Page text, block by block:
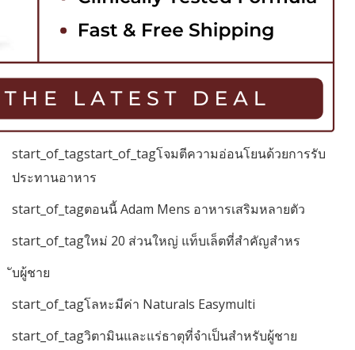
start_of_tagstart_of_tagโจมตีความอ่อนโยนด้วยการรับ
ประทานอาหาร
start_of_tagตอนนี้ Adam Mens อาหารเสริมหลายตัว
start_of_tagใหม่ 20 ส่วนใหญ่ แท็บเล็ตที่สำคัญสำหร
ับผู้ชาย
start_of_tagโลหะมีค่า Naturals Easymulti
start_of_tagวิตามินและแร่ธาตุที่จำเป็นสำหรับผู้ชาย